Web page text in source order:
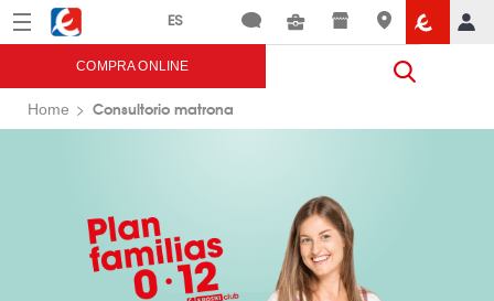
Menú Eroski
COMPRA ONLINE
Home Consultorio matrona